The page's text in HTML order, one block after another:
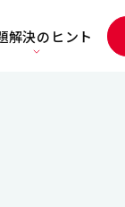
解決のヒント